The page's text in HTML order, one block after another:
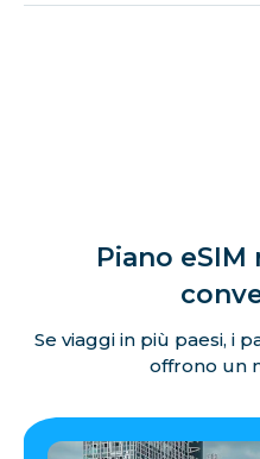
Piano
Se viaggi in più paesi, i
offrono un